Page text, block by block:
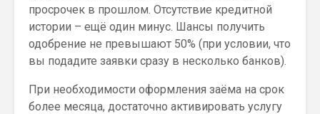
просрочек в прошлом. Отсутствие кредитной
истории – ещё один минус. Шансы получить
одобрение не превышают 50% (при условии, что
вы подадите заявки сразу в несколько банков).
При необходимости оформления заёма на срок
более месяца, достаточно активировать услугу